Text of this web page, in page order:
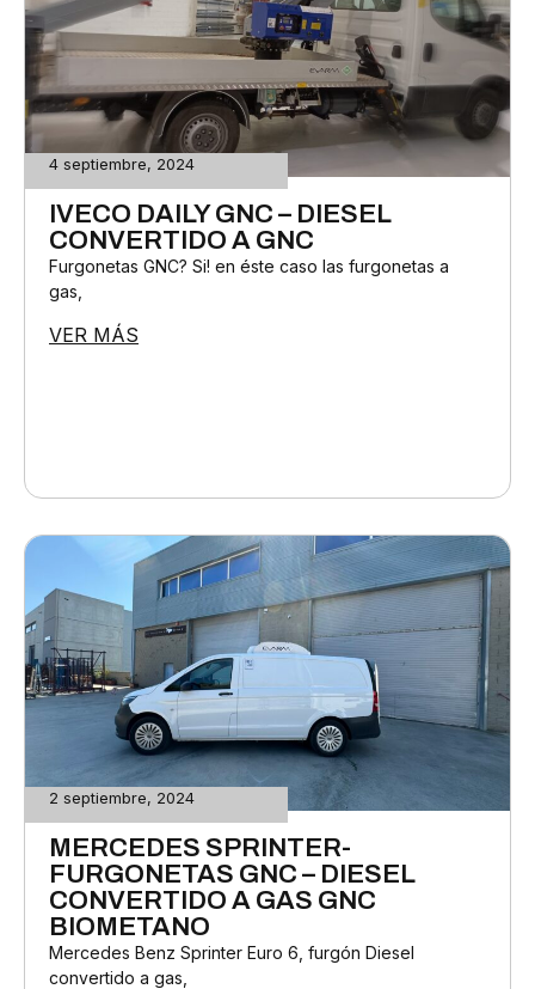
4 septiembre, 2024
IVECO DAILY GNC – DIESEL
CONVERTIDO A GNC
Furgonetas GNC? Si! en éste caso las furgonetas a
gas,
VER MÁS
2 septiembre, 2024
MERCEDES SPRINTER-
FURGONETAS GNC – DIESEL
CONVERTIDO A GAS GNC
BIOMETANO
Mercedes Benz Sprinter Euro 6, furgón Diesel
convertido a gas,